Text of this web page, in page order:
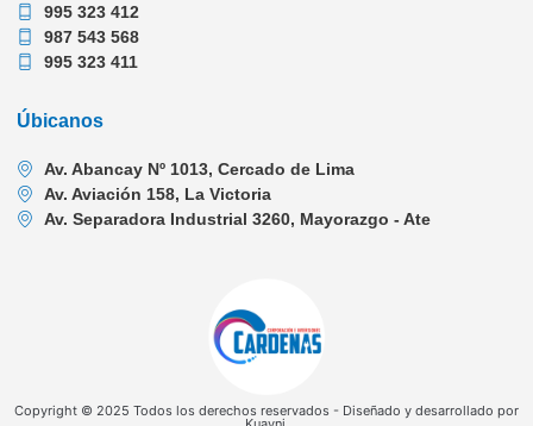
995 323 412
987 543 568
995 323 411
Úbicanos
Av. Abancay Nº 1013, Cercado de Lima
Av. Aviación 158, La Victoria
Av. Separadora Industrial 3260, Mayorazgo - Ate
Copyright © 2025 Todos los derechos reservados - Diseñado y desarrollado por